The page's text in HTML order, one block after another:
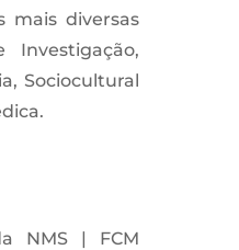
mais diversas
Investigação,
Sociocultural
NMS | FCM